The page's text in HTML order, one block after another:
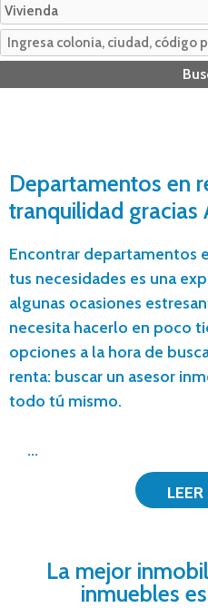
Departamentos en
tranquilidad gracias
Encontrar departamentos
tus necesidades es una
algunas ocasiones
necesita hacerlo en poco
opciones a la hora de
renta: buscar un asesor
todo tú mismo.
...
La mejor
inmuebles